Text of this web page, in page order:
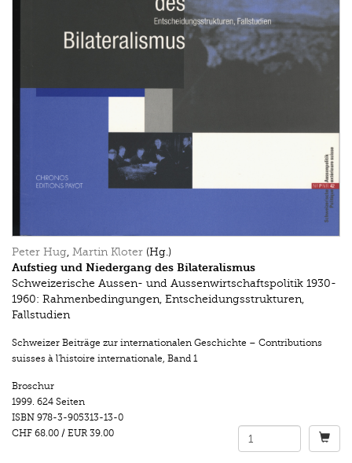
Peter Hug, Martin Kloter (Hg.)
Aufstieg und Niedergang des Bilateralismus
Schweizerische Aussen- und Aussenwirtschaftspolitik 1930-
1960: Rahmenbedingungen, Entscheidungsstrukturen,
Fallstudien
Schweizer Beiträge zur internationalen Geschichte – Contributions
suisses à l'histoire internationale, Band 1
Broschur
1999. 624 Seiten
ISBN 978-3-905313-13-0
CHF 68.00 / EUR 39.00